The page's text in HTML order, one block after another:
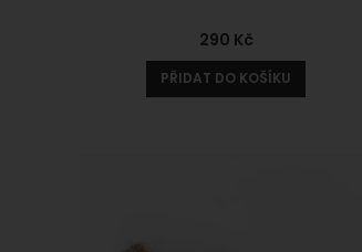
290 Kč
PŘIDAT DO KOŠÍKU